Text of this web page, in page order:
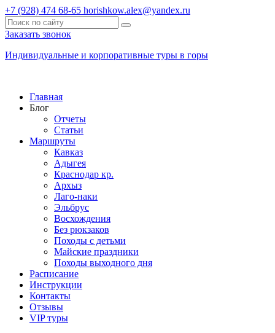
+7 (928) 474 68-65 horishkow.alex@yandex.ru
Заказать звонок
Индивидуальные и корпоративные туры в горы
Главная
Блог
Отчеты
Статьи
Маршруты
Кавказ
Адыгея
Краснодар кр.
Архыз
Лаго-наки
Эльбрус
Восхождения
Без рюкзаков
Походы с детьми
Майские праздники
Походы выходного дня
Расписание
Инструкции
Контакты
Отзывы
VIP туры